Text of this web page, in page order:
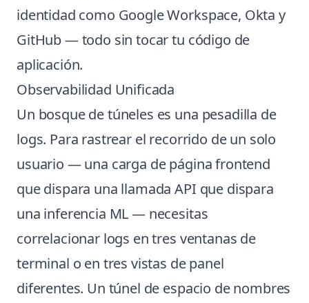
identidad como Google Workspace, Okta y
GitHub — todo sin tocar tu código de
aplicación.
Observabilidad Unificada
Un bosque de túneles es una pesadilla de
logs. Para rastrear el recorrido de un solo
usuario — una carga de página frontend
que dispara una llamada API que dispara
una inferencia ML — necesitas
correlacionar logs en tres ventanas de
terminal o en tres vistas de panel
diferentes. Un túnel de espacio de nombres